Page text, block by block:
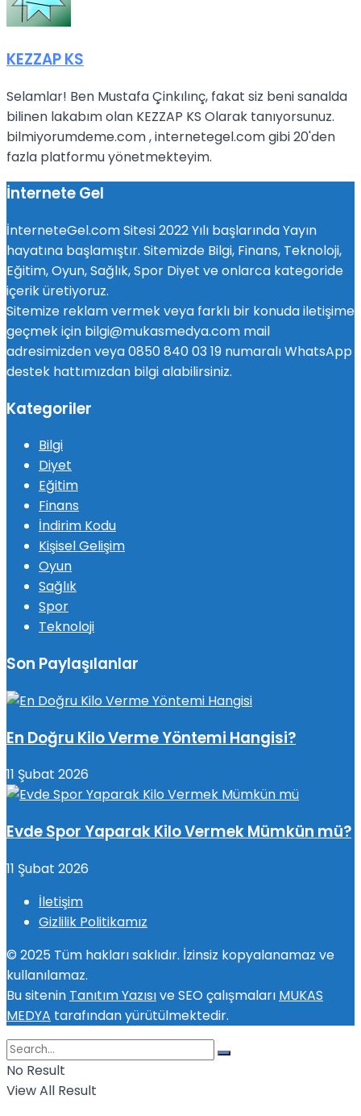
KEZZAP KS
Selamlar! Ben Mustafa Çinkılınç, fakat siz beni sanalda
bilinen lakabım olan KEZZAP KS Olarak tanıyorsunuz.
bilmiyorumdeme.com , internetegel.com gibi 20'den
fazla platformu yönetmekteyim.
İnternete Gel
İnterneteGel.com Sitesi 2022 Yılı başlarında Yayın
hayatına başlamıştır. Sitemizde Bilgi, Finans, Teknoloji,
Eğitim, Oyun, Sağlık, Spor Diyet ve onlarca kategoride
içerik üretiyoruz.
Sitemize reklam vermek veya farklı bir konuda iletişime
geçmek için bilgi@mukasmedya.com mail
adresimizden veya 0850 840 03 19 numaralı WhatsApp
destek hattımızdan bilgi alabilirsiniz.
Kategoriler
Bilgi
Diyet
Eğitim
Finans
İndirim Kodu
Kişisel Gelişim
Oyun
Sağlık
Spor
Teknoloji
Son Paylaşılanlar
En Doğru Kilo Verme Yöntemi Hangisi?
11 Şubat 2026
Evde Spor Yaparak Kilo Vermek Mümkün mü?
11 Şubat 2026
İletişim
Gizlilik Politikamız
© 2025 Tüm hakları saklıdır. İzinsiz kopyalanamaz ve
kullanılamaz.
Bu sitenin Tanıtım Yazısıve SEO çalışmaları MUKAS
MEDYA tarafından yürütülmektedir.
No Result
View All Result